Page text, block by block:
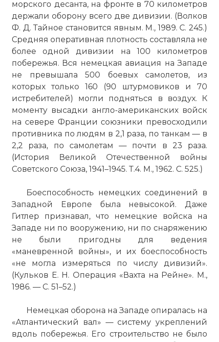
морского десанта, на фронте в 70 километров
держали оборону всего две дивизии. (Волков
Ф. Д. Тайное становится явным. М., 1989. С. 245.)
Средняя оперативная плотность составляла не
более одной дивизии на 100 километров
побережья. Вся немецкая авиация на Западе
не превышала 500 боевых самолетов, из
которых только 160 (90 штурмовиков и 70
истребителей) могли подняться в воздух. К
моменту высадки англо-американских войск
на севере Франции союзники превосходили
противника по людям в 2,1 раза, по танкам — в
2,2 раза, по самолетам — почти в 23 раза.
(История Великой Отечественной войны
Советского Союза, 1941–1945. Т.4. М., 1962. С. 525.)
Боеспособность немецких соединений в
Западной Европе была невысокой. Даже
Гитлер признавал, что немецкие войска на
Западе ни по вооружению, ни по снаряжению
не были пригодны для ведения
«маневренной войны», и их боеспособность
«не могла измеряться по числу дивизий».
(Кульков Е. Н. Операция «Вахта на Рейне». М.,
1986. — С. 51–52.)
Немецкая оборона на Западе опиралась на
«Атлантический вал» — систему укреплений
вдоль побережья. Его строительство не было
☓
Клю́ге (Kluge) Ханс Гюнтер фон (1882-
1944), немецкий военачальник, генерал-